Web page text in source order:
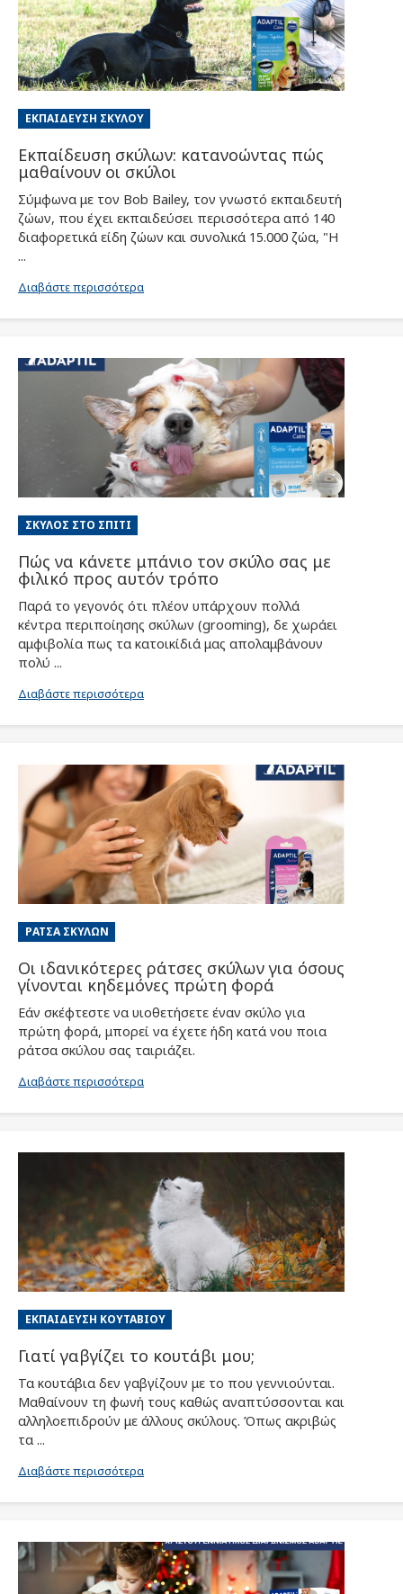
ΕΚΠΑΊΔΕΥΣΗ ΣΚΎΛΟΥ
Εκπαίδευση σκύλων: κατανοώντας πώς
μαθαίνουν οι σκύλοι
Σύμφωνα με τον Bob Bailey, τον γνωστό εκπαιδευτή
ζώων, που έχει εκπαιδεύσει περισσότερα από 140
διαφορετικά είδη ζώων και συνολικά 15.000 ζώα, "Η
...
Διαβάστε περισσότερα
ΣΚΎΛΟΣ ΣΤΟ ΣΠΊΤΙ
Πώς να κάνετε μπάνιο τον σκύλο σας με
φιλικό προς αυτόν τρόπο
Παρά το γεγονός ότι πλέον υπάρχουν πολλά
κέντρα περιποίησης σκύλων (grooming), δε χωράει
αμφιβολία πως τα κατοικίδιά μας απολαμβάνουν
πολύ ...
Διαβάστε περισσότερα
ΡΆΤΣΑ ΣΚΎΛΩΝ
Οι ιδανικότερες ράτσες σκύλων για όσους
γίνονται κηδεμόνες πρώτη φορά
Εάν σκέφτεστε να υιοθετήσετε έναν σκύλο για
πρώτη φορά, μπορεί να έχετε ήδη κατά νου ποια
ράτσα σκύλου σας ταιριάζει.
Διαβάστε περισσότερα
ΕΚΠΑΊΔΕΥΣΗ ΚΟΥΤΑΒΙΟΎ
Γιατί γαβγίζει το κουτάβι μου;
Τα κουτάβια δεν γαβγίζουν με το που γεννιούνται.
Μαθαίνουν τη φωνή τους καθώς αναπτύσσονται και
αλληλοεπιδρούν με άλλους σκύλους. Όπως ακριβώς
τα ...
Διαβάστε περισσότερα